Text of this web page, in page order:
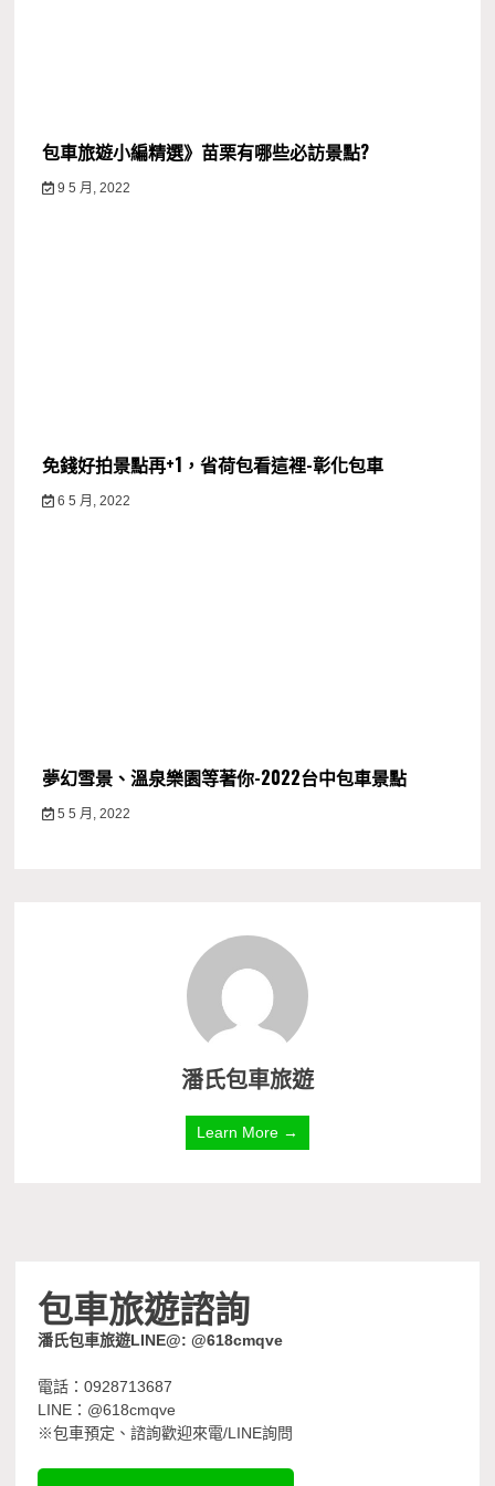
包車旅遊小編精選》苗栗有哪些必訪景點?
9 5 月, 2022
免錢好拍景點再+1，省荷包看這裡-彰化包車
6 5 月, 2022
夢幻雪景、溫泉樂園等著你-2022台中包車景點
5 5 月, 2022
潘氏包車旅遊
Learn More →
包車旅遊諮詢
潘氏包車旅遊LINE@: @618cmqve
電話：0928713687
LINE：@618cmqve
※包車預定、諮詢歡迎來電/LINE詢問